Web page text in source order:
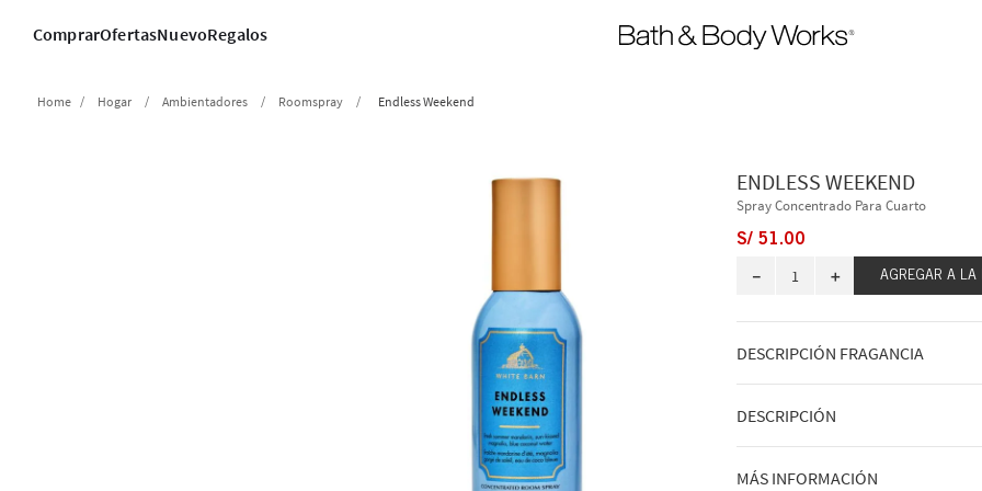
ComprarOfertasNuevoRegalos
Hogar Ambientadores Roomspray Endless Weekend
ENDLESS WEEKEND
Spray Concentrado Para Cuarto
S/ 51.00
＋
－ AGREGAR A LA
DESCRIPCIÓN FRAGANCIA
A qué huele: un dulce fin de semana
desearías que nunca terminara.
una fragancia notable y duradera.
DESCRIPCIÓN
Qué hace: llena al instante cualquier
MÁS INFORMACIÓN